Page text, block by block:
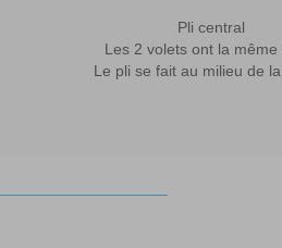
Pli central
Les 2 volets ont la même
Le pli se fait au milieu de la